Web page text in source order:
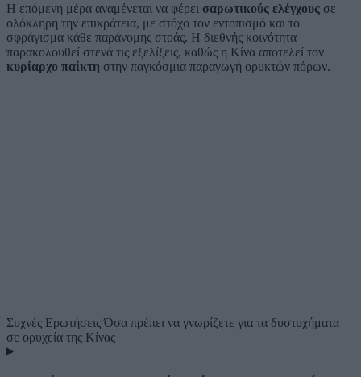
Η επόμενη μέρα αναμένεται να φέρει σαρωτικούς ελέγχους σε
ολόκληρη την επικράτεια, με στόχο τον εντοπισμό και το
σφράγισμα κάθε παράνομης στοάς. Η διεθνής κοινότητα
παρακολουθεί στενά τις εξελίξεις, καθώς η Κίνα αποτελεί τον
κυρίαρχο παίκτη στην παγκόσμια παραγωγή ορυκτών πόρων.
Συχνές ΕρωτήσειςΌσα πρέπει να γνωρίζετε για τα δυστυχήματα
σε ορυχεία της Κίνας